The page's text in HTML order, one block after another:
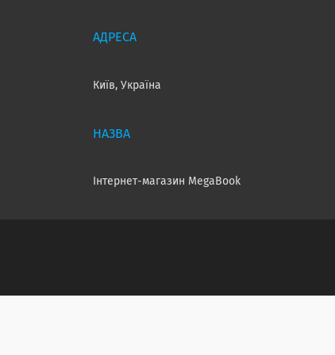
Київ, Україна
Інтернет-магазин MegaBook